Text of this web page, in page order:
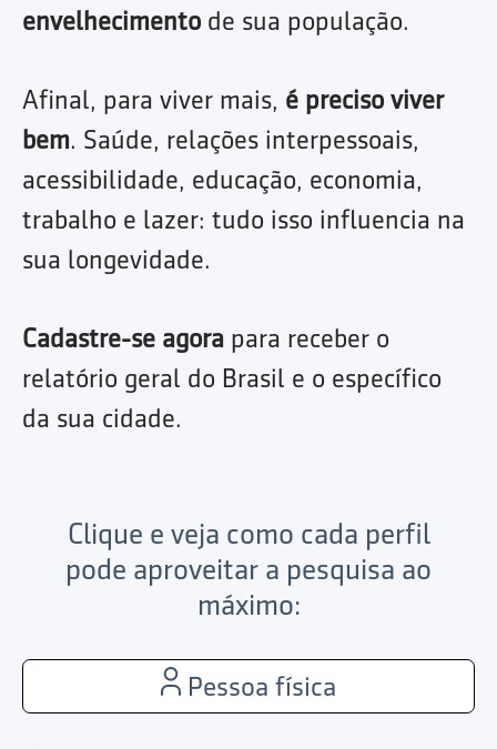
envelhecimento de sua população.
Afinal, para viver mais, é preciso viver
bem. Saúde, relações interpessoais,
acessibilidade, educação, economia,
trabalho e lazer: tudo isso influencia na
sua longevidade.
Cadastre-se agora para receber o
relatório geral do Brasil e o específico
da sua cidade.
Clique e veja como cada perfil
pode aproveitar a pesquisa ao
máximo:
Pessoa física